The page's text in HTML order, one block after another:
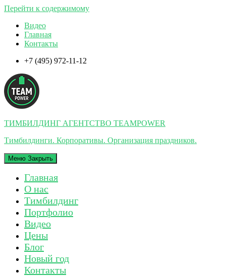
Перейти к содержимому
Видео
Главная
Контакты
+7 (495) 972-11-12
ТИМБИЛДИНГ АГЕНТСТВО TEAMPOWER
Тимбилдинги. Корпоративы. Организация праздников.
Меню Закрыть
Главная
О нас
Тимбилдинг
Портфолио
Видео
Цены
Блог
Новый год
Контакты